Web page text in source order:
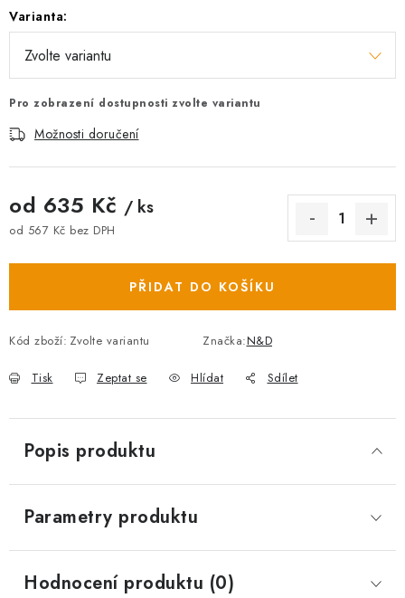
Kontakt
Obchodní podmínky
Zásady zpracování osobních údajů
Věrnostní slevy
Varianta:
Pro zobrazení dostupnosti zvolte variantu
Možnosti doručení
od 635 Kč / ks
od 567 Kč bez DPH
PŘIDAT DO KOŠÍKU
Kód zboží: Zvolte variantu Značka:N&D
Tisk Zeptat se Hlídat Sdílet
Popis produktu
Parametry produktu
Hodnocení produktu (0)